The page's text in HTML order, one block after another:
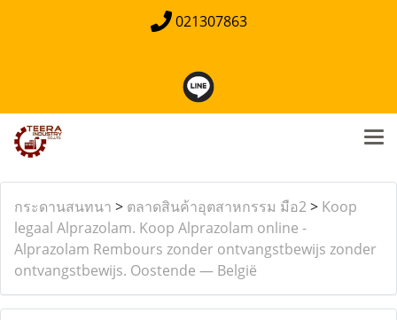
021307863
กระดานสนทนา > ตลาดสินค้าอุตสาหกรรม มือ2> Koop
legaal Alprazolam. Koop Alprazolam online -
Alprazolam Rembours zonder ontvangstbewijs zonder
ontvangstbewijs. Oostende — België